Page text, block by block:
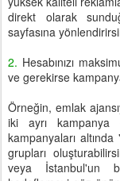
direkt olarak
sayfasına
2. Hesabınızı
ve gerekirse
Örneğin, emlak
iki ayrı kampanya
kampanyaları
grupları
veya İstanbul'un